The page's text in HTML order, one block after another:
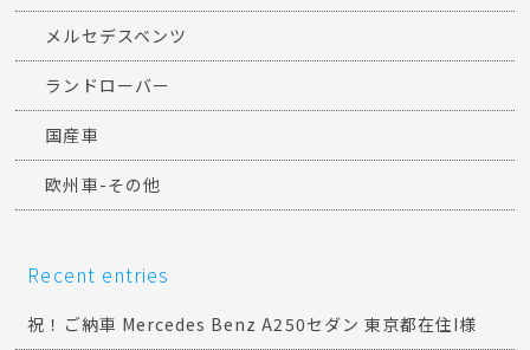
メルセデスベンツ
ランドローバー
国産車
欧州車-その他
Recent entries
祝！ご納車 Mercedes Benz A250セダン 東京都在住I様